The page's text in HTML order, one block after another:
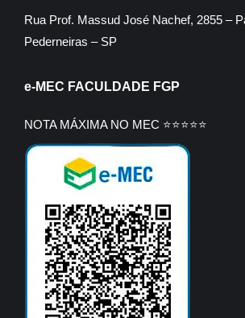
Rua Prof. Massud José Nachef, 2855 –
Pederneiras – SP
e-MEC FACULDADE FGP
NOTA MÁXIMA NO MEC ⭐⭐⭐⭐⭐